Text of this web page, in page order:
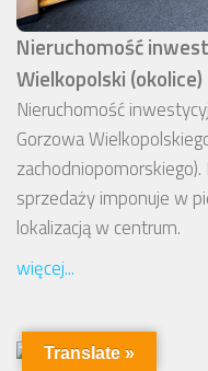
Nieruchomość
Wielkopolski (okolice)
Nieruchomość
Gorzowa
sprzedaży imponuje w
lokalizacją w centrum.
więcej...
Translate »